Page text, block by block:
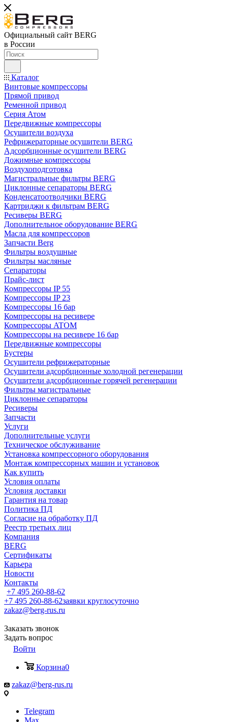
Официальный сайт BERG
в России
Каталог
Винтовые компрессоры
Прямой привод
Ременной привод
Серия Атом
Передвижные компрессоры
Осушители воздуха
Рефрижераторные осушители BERG
Адсорбционные осушители BERG
Дожимные компрессоры
Воздухоподготовка
Магистральные фильтры BERG
Циклонные сепараторы BERG
Конденсатоотводчики BERG
Картриджи к фильтрам BERG
Ресиверы BERG
Дополнительное оборудование BERG
Масла для компрессоров
Запчасти Berg
Фильтры воздушные
Фильтры масляные
Сепараторы
Прайс-лист
Компрессоры IP 55
Компрессоры IP 23
Компрессоры 16 бар
Компрессоры на ресивере
Компрессоры ATOM
Компрессоры на ресивере 16 бар
Передвижные компрессоры
Бустеры
Осушители рефрижераторные
Осушители адсорбционные холодной регенерации
Осушители адсорбционные горячей регенерации
Фильтры магистральные
Циклонные сепараторы
Ресиверы
Запчасти
Услуги
Дополнительные услуги
Техническое обслуживание
Установка компрессорного оборудования
Монтаж компрессорных машин и установок
Как купить
Условия оплаты
Условия доставки
Гарантия на товар
Политика ПД
Согласие на обработку ПД
Реестр третьих лиц
Компания
BERG
Сертификаты
Карьера
Новости
Контакты
+7 495 260-88-62
+7 495 260-88-62заявки круглосуточно
zakaz@berg-rus.ru
Заказать звонок
Задать вопрос
Войти
Корзина0
zakaz@berg-rus.ru
Telegram
Max